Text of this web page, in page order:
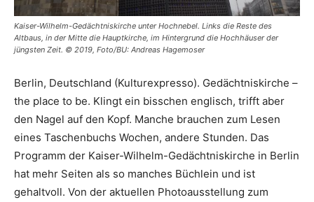
Kaiser-Wilhelm-Gedächtniskirche unter Hochnebel. Links die Reste des
Altbaus, in der Mitte die Hauptkirche, im Hintergrund die Hochhäuser der
jüngsten Zeit. © 2019, Foto/BU: Andreas Hagemoser
Berlin, Deutschland (Kulturexpresso). Gedächtniskirche –
the place to be. Klingt ein bisschen englisch, trifft aber
den Nagel auf den Kopf. Manche brauchen zum Lesen
eines Taschenbuchs Wochen, andere Stunden. Das
Programm der Kaiser-Wilhelm-Gedächtniskirche in Berlin
hat mehr Seiten als so manches Büchlein und ist
gehaltvoll. Von der aktuellen Photoausstellung zum